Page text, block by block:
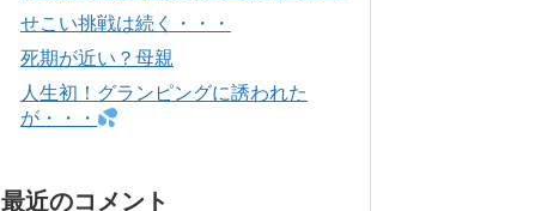
せこい挑戦は続く・・・
死期が近い？母親
人生初！グランピングに誘われた
が・・・
最近のコメント